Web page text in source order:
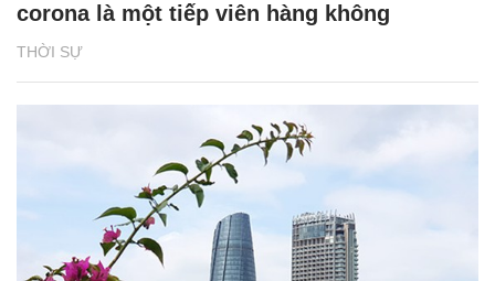
THỜI SỰ
corona là một tiếp viên hàng không